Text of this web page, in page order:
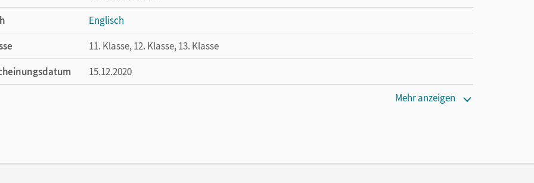
Englisch
11. Klasse, 12. Klasse, 13. Klasse
15.12.2020
Mehr anzeigen